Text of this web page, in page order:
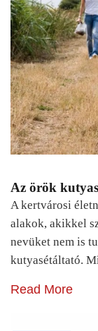
Az örök
A kertvárosi
alakok, akikkel
nevüket nem is
kutyasétáltató.
Read More